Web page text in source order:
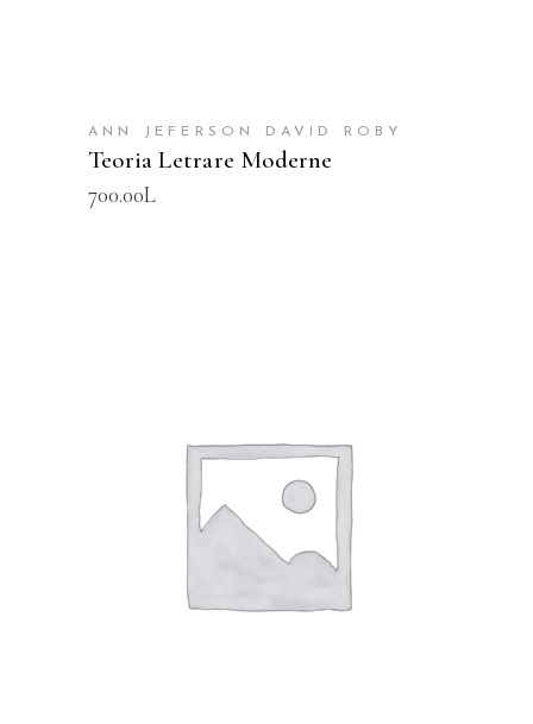
ANN JEFERSON DAVID ROBY
Teoria Letrare Moderne
700.00L
SHTOJE NË SHPORTË